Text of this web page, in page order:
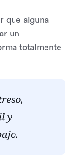
que alguna
un
totalmente
y